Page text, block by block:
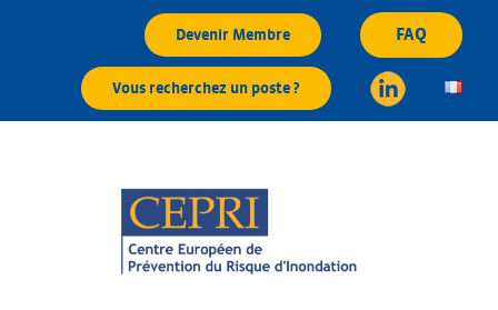
Devenir Membre FAQ
Vous recherchez un poste ?